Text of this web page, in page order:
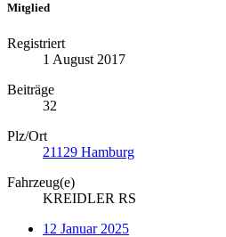
Mitglied
Registriert
1 August 2017
Beiträge
32
Plz/Ort
21129 Hamburg
Fahrzeug(e)
KREIDLER RS
12 Januar 2025